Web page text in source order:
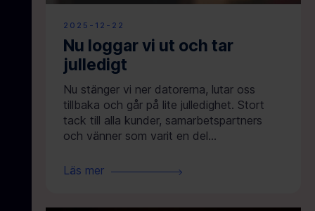
2025-12-22
Nu loggar vi ut och tar
julledigt
Nu stänger vi ner datorerna, lutar oss
tillbaka och går på lite julledighet. Stort
tack till alla kunder, samarbetspartners
och vänner som varit en del…
Läs mer